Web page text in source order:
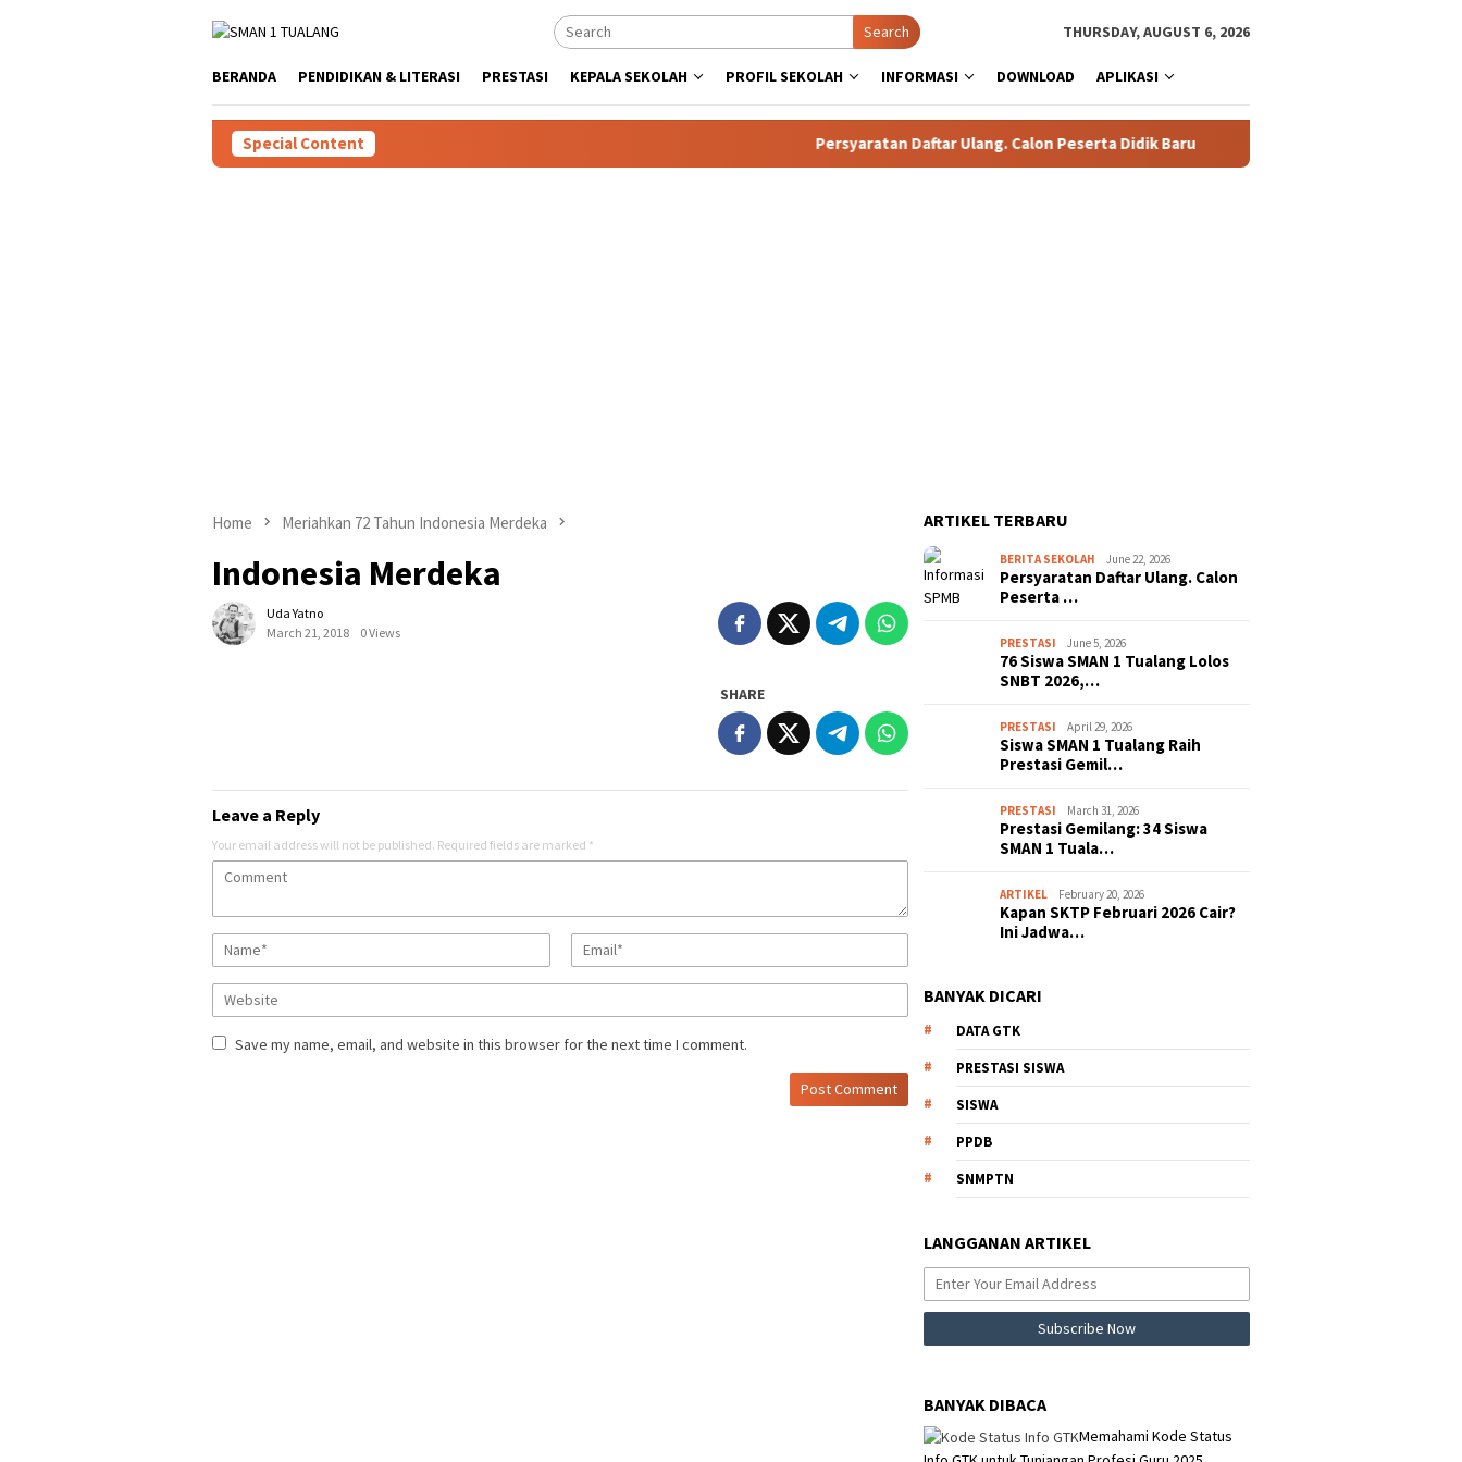
Search THURSDAY, AUGUST 6, 2026
BERANDA PENDIDIKAN & LITERASI PRESTASI KEPALA SEKOLAH PROFIL SEKOLAH INFORMASI DOWNLOAD APLIKASI
Special Content Persyaratan Daftar Ulang. Calon Peserta Didik Baru
Home Meriahkan 72 Tahun Indonesia Merdeka
Indonesia Merdeka
Uda Yatno
March 21, 2018
0 Views
SHARE
Leave a Reply
Your email address will not be published. Required fields are marked *
Save my name, email, and website in this browser for the next time I comment.
ARTIKEL TERBARU
BERITA SEKOLAH June 22, 2026
Persyaratan Daftar Ulang. Calon
Peserta …
PRESTASI June 5, 2026
76 Siswa SMAN 1 Tualang Lolos
SNBT 2026,…
PRESTASI April 29, 2026
Siswa SMAN 1 Tualang Raih
Prestasi Gemil…
PRESTASI March 31, 2026
Prestasi Gemilang: 34 Siswa
SMAN 1 Tuala…
ARTIKEL February 20, 2026
Kapan SKTP Februari 2026 Cair?
Ini Jadwa…
BANYAK DICARI
DATA GTK
PRESTASI SISWA
SISWA
PPDB
SNMPTN
LANGGANAN ARTIKEL
BANYAK DIBACA
Memahami Kode Status